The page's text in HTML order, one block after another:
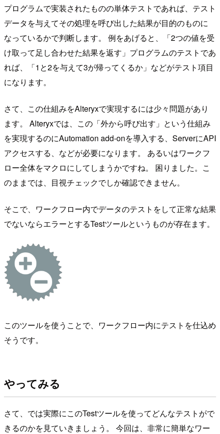
プログラムで実装されたものの単体テストであれば、テスト
データを与えてその処理を呼び出した結果が目的のものに
なっているかで判断します。 例をあげると、「2つの値を受
け取って足し合わせた結果を返す」プログラムのテストであ
れば、「1と2を与えて3が帰ってくるか」などがテスト項目
になります。
さて、この仕組みをAlteryxで実現するには少々問題があり
ます。 Alteryxでは、この「外から呼び出す」という仕組み
を実現するのにAutomation add-onを導入する、ServerにAPI
アクセスする、などが必要になります。 あるいはワークフ
ロー全体をマクロにしてしまうかですね。 困りました。こ
のままでは、目視チェックでしか確認できません。
そこで、ワークフロー内でデータのテストをして正常な結果
でないならエラーとするTestツールというものが存在ます。
このツールを使うことで、ワークフロー内にテストを仕込め
そうです。
やってみる
さて、では実際にこのTestツールを使ってどんなテストがで
きるのかを見ていきましょう。 今回は、非常に簡単なワー